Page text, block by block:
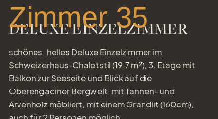
DELUXE EINZELZIMMER
Zimmer 35
schönes, helles Deluxe Einzelzimmer im
Schweizerhaus-Chaletstil (19.7 m²), 3. Etage mit
Balkon zur Seeseite und Blick auf die
Oberengadiner Bergwelt, mit Tannen- und
Arvenholz möbliert, mit einem Grandlit (160cm),
auch für 2 Personen möglich